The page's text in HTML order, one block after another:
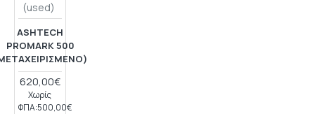
(used)
ASHTECH
PROMARK 500
620,00€
Χωρίς
ΦΠΑ:500,00€